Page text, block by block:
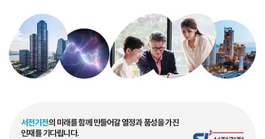
서전기전의 미래를 함께 만들어갈 열정과 품성을 가진
인재를 기다립니다.